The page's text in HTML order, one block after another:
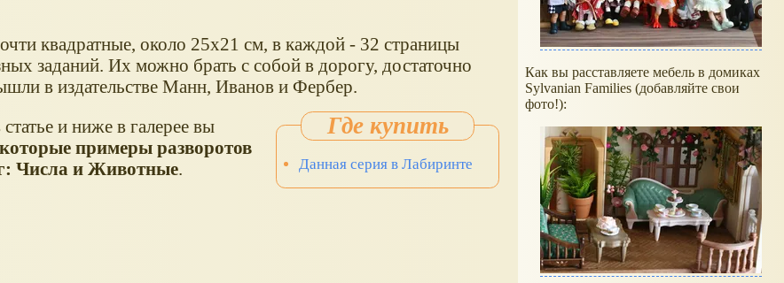
квадратные, около 25х21 см, в каждой - 32 страницы
заданий. Их можно брать с собой в дорогу, достаточно
в издательстве Манн, Иванов и Фербер.
Данная серия в Лабиринте
и ниже в галерее вы
примеры разворотов
Числа и Животные.
Как вы расставляете мебель в домиках
Sylvanian Families (добавляйте свои
фото!):